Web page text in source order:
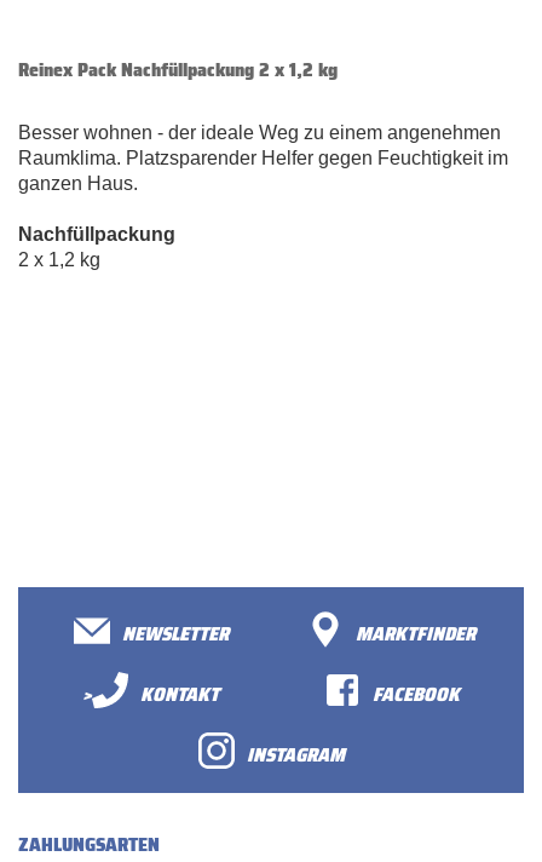
Reinex Pack Nachfüllpackung 2 x 1,2 kg
Besser wohnen - der ideale Weg zu einem angenehmen
Raumklima. Platzsparender Helfer gegen Feuchtigkeit im
ganzen Haus.
Nachfüllpackung
2 x 1,2 kg
NEWSLETTER
MARKTFINDER
>
KONTAKT
FACEBOOK
INSTAGRAM
ZAHLUNGSARTEN